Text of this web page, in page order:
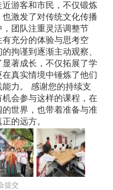
游客和市民，不仅锻炼
激发了对传统文化传播
团队注重灵活调整节
充分的体验与思考空
拘谨到逐渐主动观察、
著成长，不仅拓展了学
真实情境中锤炼了他们
力。 感谢您的持续支
会参与这样的课程，在
世界，也带着准备与准
的远方。
提交